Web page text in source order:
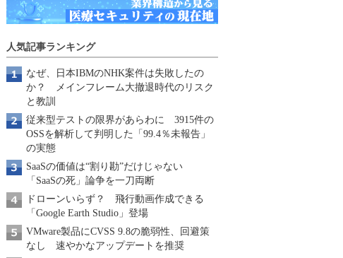
人気記事ランキング
なぜ、日本IBMのNHK案件は失敗したの
か？ メインフレーム大撤退時代のリスク
と教訓
従来型テストの限界があらわに 3915件の
OSSを解析して判明した「99.4％未報告」
の実態
SaaSの価値は“割り勘”だけじゃない
「SaaSの死」論争を一刀両断
ドローンいらず？ 飛行動画作成できる
「Google Earth Studio」登場
VMware製品にCVSS 9.8の脆弱性、回避策
なし 速やかなアップデートを推奨